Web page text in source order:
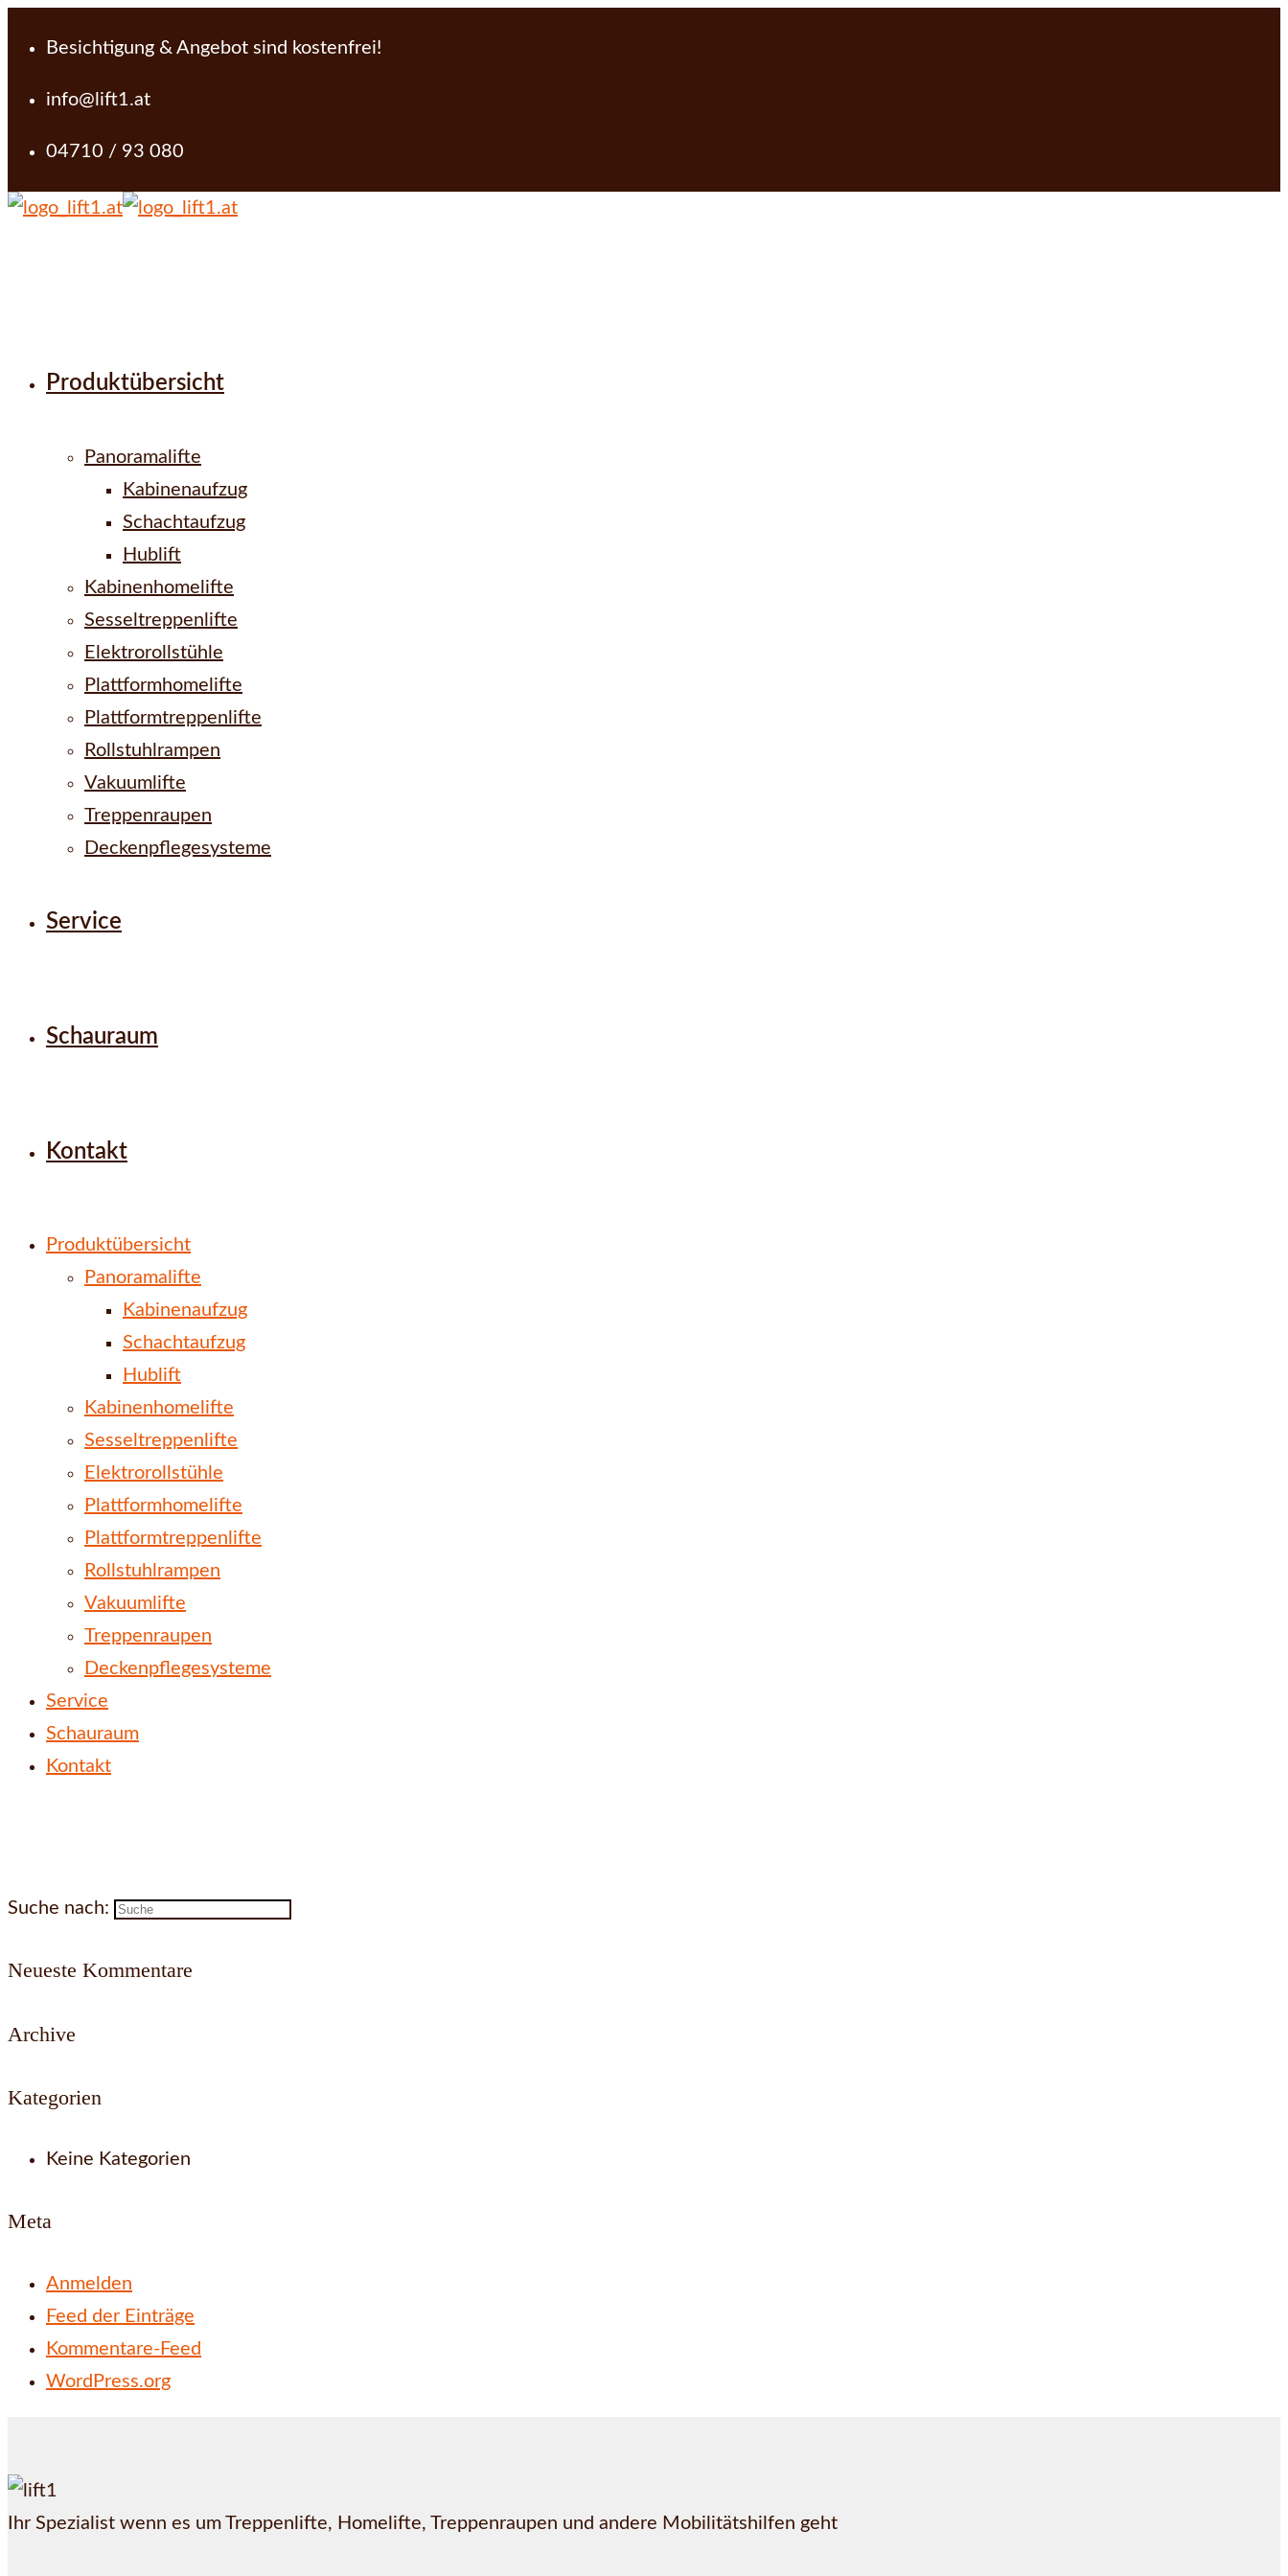
Besichtigung & Angebot sind kostenfrei!
info@lift1.at
04710 / 93 080
Produktübersicht
Panoramalifte
Kabinenaufzug
Schachtaufzug
Hublift
Kabinenhomelifte
Sesseltreppenlifte
Elektrorollstühle
Plattformhomelifte
Plattformtreppenlifte
Rollstuhlrampen
Vakuumlifte
Treppenraupen
Deckenpflegesysteme
Service
Schauraum
Kontakt
Produktübersicht
Panoramalifte
Kabinenaufzug
Schachtaufzug
Hublift
Kabinenhomelifte
Sesseltreppenlifte
Elektrorollstühle
Plattformhomelifte
Plattformtreppenlifte
Rollstuhlrampen
Vakuumlifte
Treppenraupen
Deckenpflegesysteme
Service
Schauraum
Kontakt
Suche nach:
Neueste Kommentare
Archive
Kategorien
Keine Kategorien
Meta
Anmelden
Feed der Einträge
Kommentare-Feed
WordPress.org
Ihr Spezialist wenn es um Treppenlifte, Homelifte, Treppenraupen und andere Mobilitätshilfen geht